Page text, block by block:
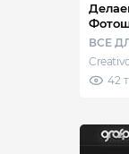
ВСЕ
42